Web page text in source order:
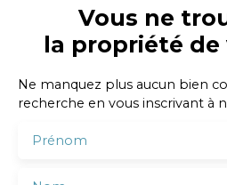
Vous ne
la propriété de
Ne manquez plus aucun bien
recherche en vous inscrivant à
Prénom